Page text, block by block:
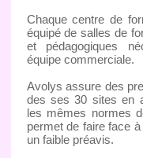
Chaque centre de
équipé de salles de
et pédagogiques
équipe commerciale.
Avolys assure des
des ses 30 sites en
les mêmes normes
permet de faire face
un faible préavis.